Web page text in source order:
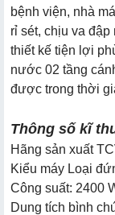
bệnh viện, nhà
rỉ sét, chịu va
thiết kế tiện lợi
nước 02 tầng
được trong thời
Thông số kĩ
Hãng sản xuất
Kiểu máy Loại
Công suất: 2400
Dung tích bình